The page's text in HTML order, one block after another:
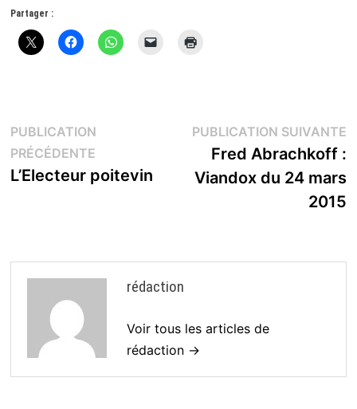
Partager :
Navigation
de
PUBLICATION
PRÉCÉDENTEPublication
précédente :
L’Electeur poitevin
PUBLICATION SUIVANTE
Fred Abrachkoff :
Viandox du 24 mars
2015
rédaction
Voir tous les articles de
rédaction →